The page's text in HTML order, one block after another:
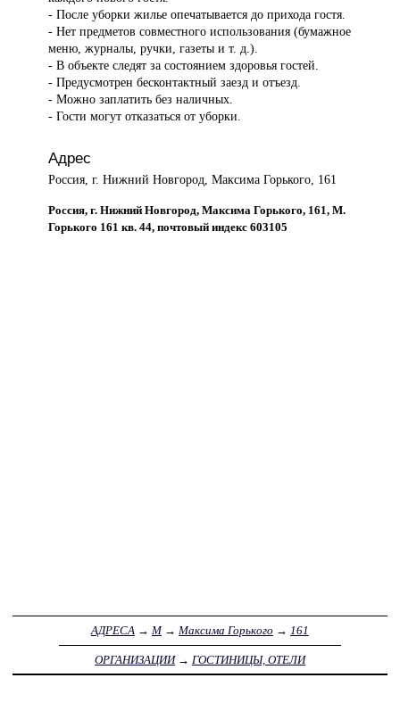
- После уборки жилье опечатывается до прихода гостя.
- Нет предметов совместного использования (бумажное
меню, журналы, ручки, газеты и т. д.).
- В объекте следят за состоянием здоровья гостей.
- Предусмотрен бесконтактный заезд и отъезд.
- Можно заплатить без наличных.
- Гости могут отказаться от уборки.
Адрес
Россия, г. Нижний Новгород, Максима Горького, 161
Россия, г. Нижний Новгород, Максима Горького, 161, М.
Горького 161 кв. 44, почтовый индекс 603105
АДРЕСА → М→ Максима Горького → 161
ОРГАНИЗАЦИИ→ ГОСТИНИЦЫ, ОТЕЛИ